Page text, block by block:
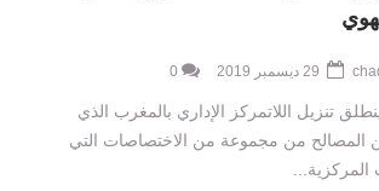
0
تنزيل اللاتمركز الإداري بالمغرب الذي
المصالح من مجموعة من الاختصاصات التي
المركزية...